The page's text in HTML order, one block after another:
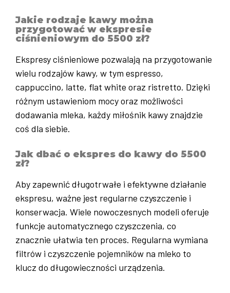
Jakie rodzaje kawy można
przygotować w ekspresie
ciśnieniowym do 5500 zł?
Ekspresy ciśnieniowe pozwalają na przygotowanie
wielu rodzajów kawy, w tym espresso,
cappuccino, latte, flat white oraz ristretto. Dzięki
różnym ustawieniom mocy oraz możliwości
dodawania mleka, każdy miłośnik kawy znajdzie
coś dla siebie.
Jak dbać o ekspres do kawy do 5500
zł?
Aby zapewnić długotrwałe i efektywne działanie
ekspresu, ważne jest regularne czyszczenie i
konserwacja. Wiele nowoczesnych modeli oferuje
funkcje automatycznego czyszczenia, co
znacznie ułatwia ten proces. Regularna wymiana
filtrów i czyszczenie pojemników na mleko to
klucz do długowieczności urządzenia.